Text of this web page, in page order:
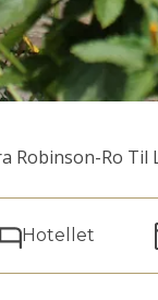
Robinson-Ro Til
Hotellet